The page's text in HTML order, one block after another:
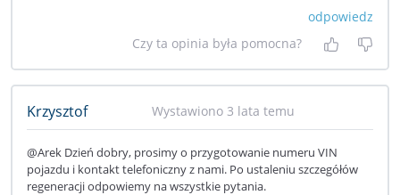
odpowiedz
Czy ta opinia była pomocna?
Tak, była
Nie
Krzysztof Wystawiono 3 lata temu
@Arek Dzień dobry, prosimy o przygotowanie numeru VIN
pojazdu i kontakt telefoniczny z nami. Po ustaleniu szczegółów
regeneracji odpowiemy na wszystkie pytania.